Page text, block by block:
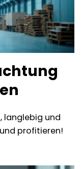
langlebig und
profitieren!